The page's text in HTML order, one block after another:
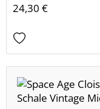
24,30 €